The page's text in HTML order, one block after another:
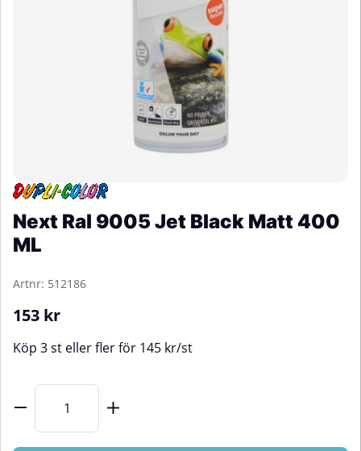
Next Ral 9005 Jet Black Matt 400
ML
Artnr: 512186
153 kr
Köp 3 st eller fler för 145 kr/st